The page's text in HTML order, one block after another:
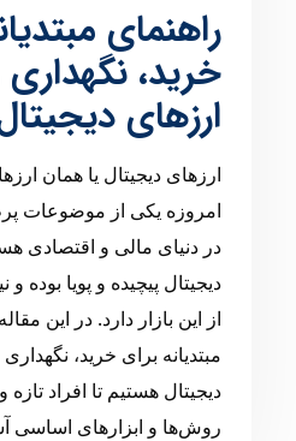
راهنمای
خرید،
ارزهای
ارزهای دیجیتال یا همان
امروزه یکی از موضوعات
در دنیای مالی و اقتصادی
دیجیتال پیچیده و پویا بوده
از این بازار دارد. در این
مبتدیانه برای خرید،
دیجیتال هستیم تا افراد تازه
روش‌ها و ابزارهای اساسی